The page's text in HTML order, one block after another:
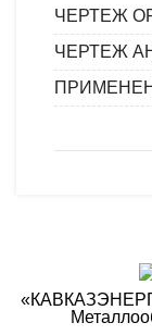
ЧЕРТЕЖ
ЧЕРТЕЖ